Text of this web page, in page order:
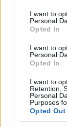
consent section.
I want to
Personal
Opted In
I want to
Personal
Opted In
I want to
Retention,
Personal
Purposes
Opted Out
Sándor, a
Háy A
terének
Színház Média
operett